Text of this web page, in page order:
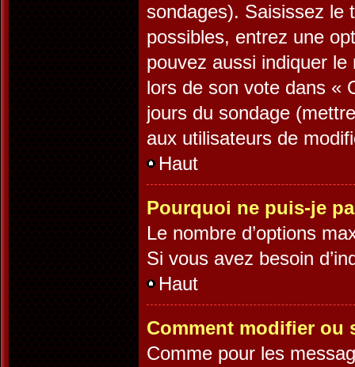
sondages). Saisissez le
possibles, entrez une
pouvez aussi indiquer le
lors de son vote dans «
jours du sondage
aux utilisateurs de
Haut
Pourquoi ne puis-je
Le nombre d’options
Si vous avez besoin
Haut
Comment modifier ou
Comme pour les